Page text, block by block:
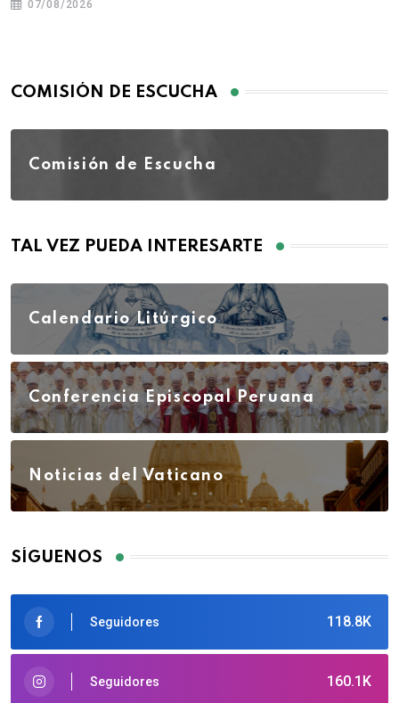
07/08/2026
COMISIÓN DE ESCUCHA
Comisión de Escucha
TAL VEZ PUEDA INTERESARTE
Calendario Litúrgico
Conferencia Episcopal Peruana
Noticias del Vaticano
SÍGUENOS
118.8K
Seguidores
160.1K
Seguidores